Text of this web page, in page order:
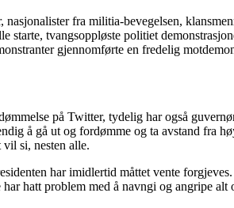
nasjonalister fra militia-bevegelsen,
tvangsoppløste politiet
gjennomførte en fredelig
på Twitter, tydelig har også
å gå ut og fordømme og ta avstand fra
si, nesten alle.
har imidlertid måttet vente
hatt problem med å navngi og angripe